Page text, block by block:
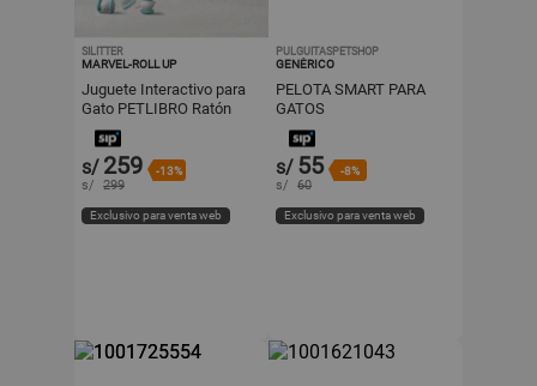
SILITTER
MARVEL-ROLL UP
Juguete Interactivo para
Gato PETLIBRO Ratón
Pixie
s/ 259 -13%
s/ 299
Exclusivo para venta web
PULGUITASPETSHOP
GENÉRICO
PELOTA SMART PARA
GATOS
s/ 55 -8%
s/ 60
Exclusivo para venta web